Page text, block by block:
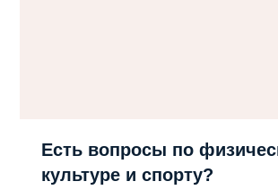
Есть вопросы по
культуре и спорту?